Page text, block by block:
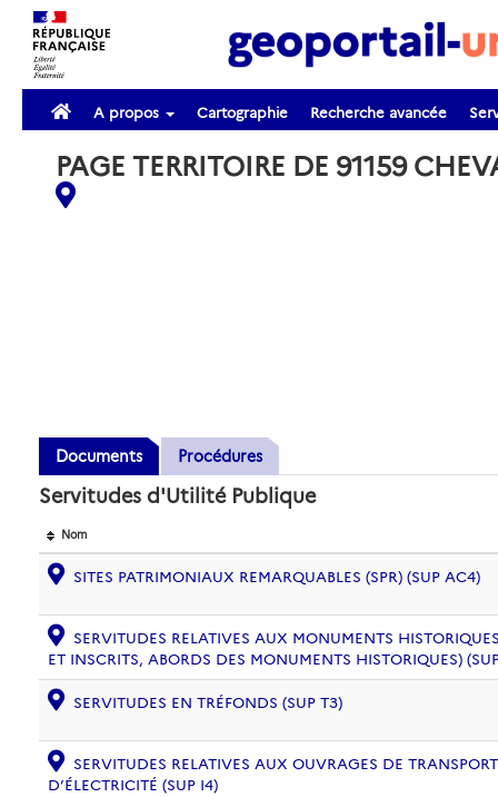
A propos Cartographie Recherche avancée
PAGE TERRITOIRE DE 91159
Documents Procédures
Servitudes d'Utilité Publique
Nom
SITES PATRIMONIAUX REMARQUABLES (SPR) (SUP AC4)
SERVITUDES RELATIVES AUX MONUMENTS
ET INSCRITS, ABORDS DES MONUMENTS HISTORIQUES)
SERVITUDES EN TRÉFONDS (SUP T3)
SERVITUDES RELATIVES AUX OUVRAGES DE
D’ÉLECTRICITÉ (SUP I4)